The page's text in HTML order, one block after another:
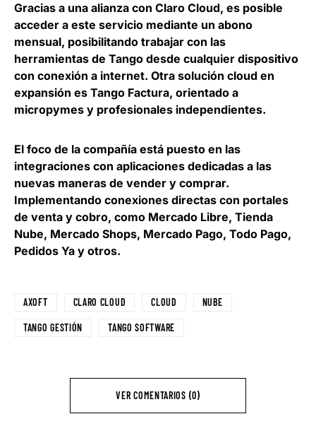
Gracias a una alianza con Claro Cloud, es posible
acceder a este servicio mediante un abono
mensual, posibilitando trabajar con las
herramientas de Tango desde cualquier dispositivo
con conexión a internet. Otra solución cloud en
expansión es Tango Factura, orientado a
micropymes y profesionales independientes.
El foco de la compañía está puesto en las
integraciones con aplicaciones dedicadas a las
nuevas maneras de vender y comprar.
Implementando conexiones directas con portales
de venta y cobro, como Mercado Libre, Tienda
Nube, Mercado Shops, Mercado Pago, Todo Pago,
Pedidos Ya y otros.
AXOFT CLARO CLOUD CLOUD NUBE
TANGO GESTIÓN TANGO SOFTWARE
VER COMENTARIOS (0)